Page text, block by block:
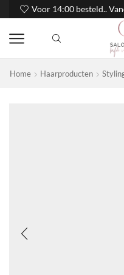
Voor 14:00 besteld..
Home Haarproducten